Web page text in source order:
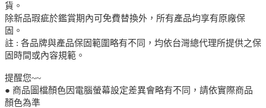
貨。
除新品瑕疵於鑑賞期內可免費替換外，所有產品均享有原廠保
固。
註 : 各品牌與產品保固範圍略有不同，均依台灣總代理所提供之保
固時間或內容規範。
提醒您~~
● 商品圖檔顏色因電腦螢幕設定差異會略有不同，請依實際商品
顏色為準